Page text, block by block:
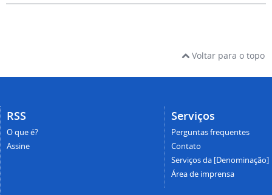
Voltar para o topo
Serviços
Perguntas frequentes
Contato
Serviços da [Denominação]
Área de imprensa
RSS
O que é?
Assine